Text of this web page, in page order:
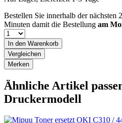
Bestellen Sie innerhalb der nächsten
Minuten damit die Bestellung am
In den Warenkorb
Vergleichen
Merken
Ähnliche Artikel
Druckermodell